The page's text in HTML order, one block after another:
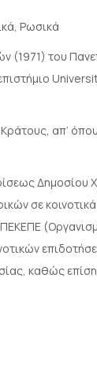
Ρωσικά
(1971) του
Κράτους, απ’
Δημοσίου
σε
καθώς